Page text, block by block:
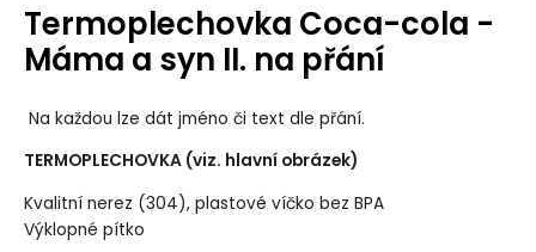
Termoplechovka Coca-cola -
Máma a syn II. na přání
Na každou lze dát jméno či text dle přání.
TERMOPLECHOVKA (viz. hlavní obrázek)
Kvalitní nerez (304), plastové víčko bez BPA
Výklopné pítko